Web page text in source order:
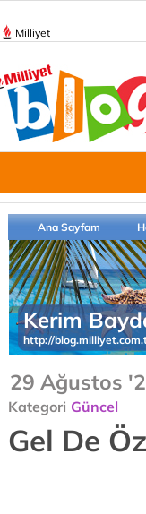
Milliyet
Ana Sayfam
Kerim
http://
29 Ağustos
Kategori Güncel
Gel De